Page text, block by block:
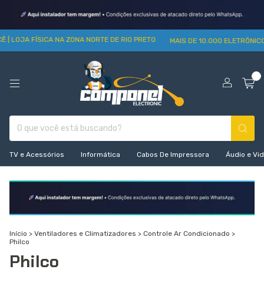
| LOJA FÍSICA NA ZONA NORTE DE RIO PRETO MAIS DE 10.000
TV e Acessórios Informática Cabos De Impressora Áudio e
Início > Ventiladores e Climatizadores > Controle Ar Condicionado >
Philco
Philco